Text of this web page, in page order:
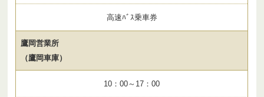
高速ﾊﾞｽ乗車券
鷹岡営業所
（鷹岡車庫）
10：00～17：00